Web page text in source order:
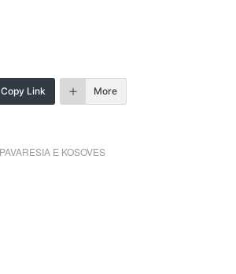
Copy Link More
PAVARESIA E KOSOVES